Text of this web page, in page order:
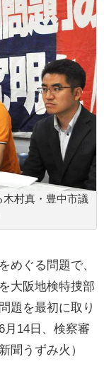
村真・豊中市議
めぐる問題で、
大阪地検特捜部
題を最初に取り
月14日、検察審
聞うずみ火）